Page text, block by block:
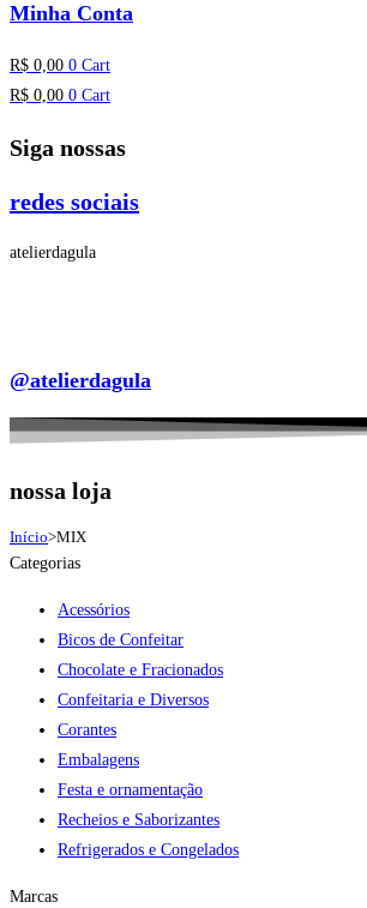
Minha Conta
R$ 0,00 0 Cart
R$ 0,00 0 Cart
Siga nossas
redes sociais
atelierdagula
@atelierdagula
nossa loja
Início>MIX
Categorias
Acessórios
Bicos de Confeitar
Chocolate e Fracionados
Confeitaria e Diversos
Corantes
Embalagens
Festa e ornamentação
Recheios e Saborizantes
Refrigerados e Congelados
Marcas